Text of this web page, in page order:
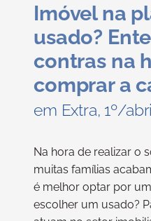
Imóvel na
usado?
contras na
comprar a
em Extra, 1º/
Na hora de realizar o
muitas famílias
é melhor optar por
escolher um usado?